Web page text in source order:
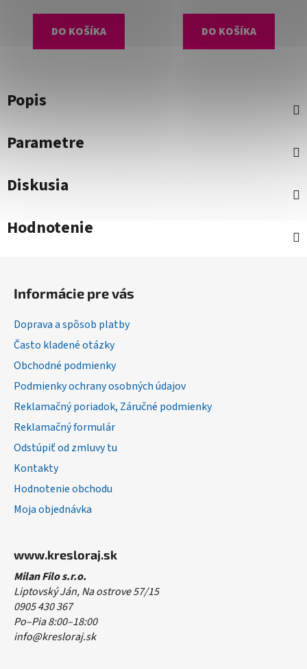
DO KOŠÍKA DO KOŠÍKA
Popis
Parametre
Diskusia
Hodnotenie
Informácie pre vás
Doprava a spôsob platby
Často kladené otázky
Obchodné podmienky
Podmienky ochrany osobných údajov
Reklamačný poriadok, Záručné podmienky
Reklamačný formulár
Odstúpiť od zmluvy tu
Kontakty
Hodnotenie obchodu
Moja objednávka
www.kresloraj.sk
Milan Filo s.r.o.
Liptovský Ján, Na ostrove 57/15
0905 430 367
Po–Pia 8:00–18:00
info@kresloraj.sk